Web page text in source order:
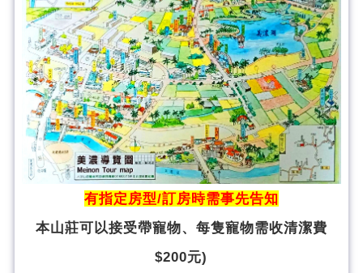
有指定房型/訂房時需事先告知
本山莊可以接受帶寵物、 每隻寵物需收清潔費
$200元)